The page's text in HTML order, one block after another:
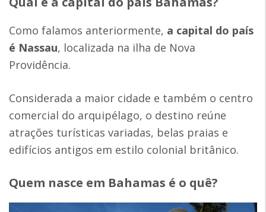
Como falamos anteriormente, a capital do país
é Nassau, localizada na ilha de Nova
Providência.
Considerada a maior cidade e também o centro
comercial do arquipélago, o destino reúne
atrações turísticas variadas, belas praias e
edifícios antigos em estilo colonial britânico.
Quem nasce em Bahamas é o quê?